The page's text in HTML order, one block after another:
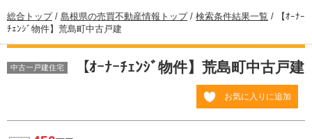
現
在
の
置：
総合トップ/ 島根県の売買不動産情報トップ/ 検索条件結果一覧 /
【ｵｰﾅｰ
ﾁｪﾝｼﾞ物件】荒島町中古戸建
中古一戸建住宅 【ｵｰﾅｰﾁｪﾝｼﾞ物件】荒島町中古戸建
お気に入りに追加